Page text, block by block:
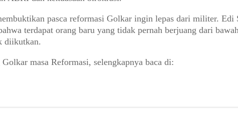
pasca reformasi Golkar ingin lepas dari militer.
terdapat orang baru yang tidak pernah berjuang dari
diikutkan.
masa Reformasi, selengkapnya baca di: